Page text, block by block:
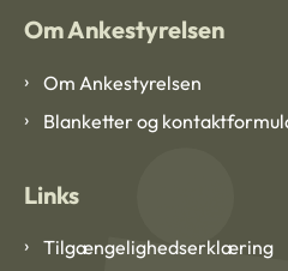
Om Ankestyrelsen
Om Ankestyrelsen
Blanketter og
Links
Tilgængelighedserklæring